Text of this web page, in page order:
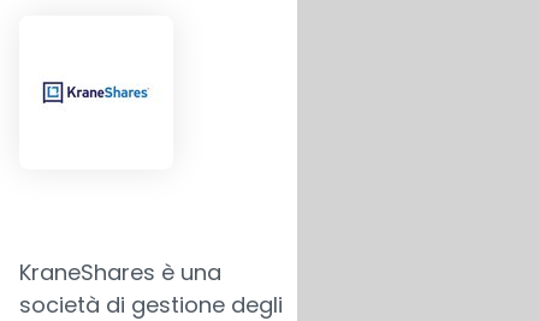
KraneShares è una
società di gestione degli